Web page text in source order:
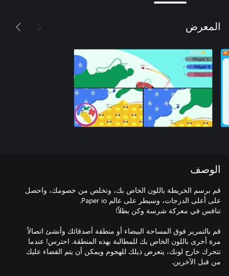
المعرض
الوصف
قم برسم الخريطة باللون الخاص بك، وتخلص من خصومك، واحصل
قم بالتمرير فوق المساحة البيضاء أو منطقة أصدقائك وأنشئ اتصالاً
مرة أخرى باللون الخاص بك للمطالبة بهذه المنطقة. احترس! عندما
تتحرك خارج لونك، يتعرض ذيلك للهجوم ويمكن أن يتم القضاء عليك